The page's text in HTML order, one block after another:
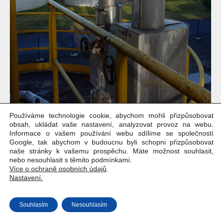
Copyright © Weiron Dynamics, s.r.o. |
Používáme technologie cookie, abychom mohli přizpůsobovat
obsah, ukládat vaše nastavení, analyzovat provoz na webu.
Informace o vašem používání webu sdílíme se společností
Google, tak abychom v budoucnu byli schopni přizpůsobovat
naše stránky k vašemu prospěchu. Máte možnost souhlasit,
nebo nesouhlasit s těmito podmínkami.
Více o ochraně osobních údajů
Nastavení.
Souhlasím Nesouhlasím